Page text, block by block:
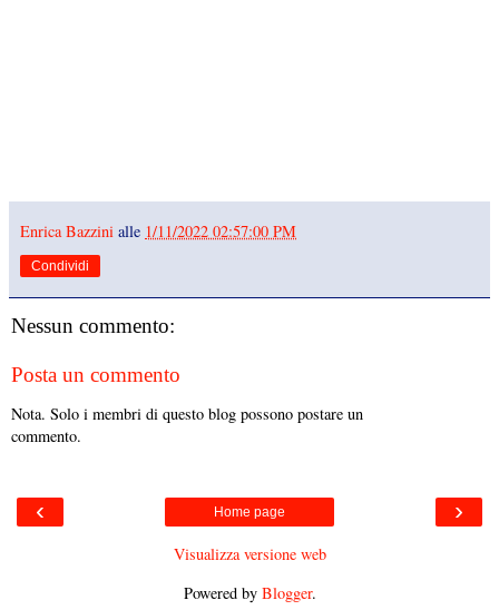
Enrica Bazzini alle 1/11/2022 02:57:00 PM
Condividi
Nessun commento:
Posta un commento
Nota. Solo i membri di questo blog possono postare un
commento.
‹ ›
Home page
Visualizza versione web
Powered by Blogger.